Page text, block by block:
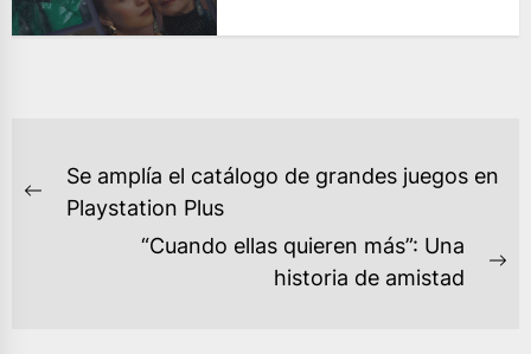
NAVEGACIÓN
DE
ENTRADAS
Previous
Se amplía el catálogo de grandes juegos en
Playstation Plus
“Cuando ellas quieren más”: Una
historia de amistad